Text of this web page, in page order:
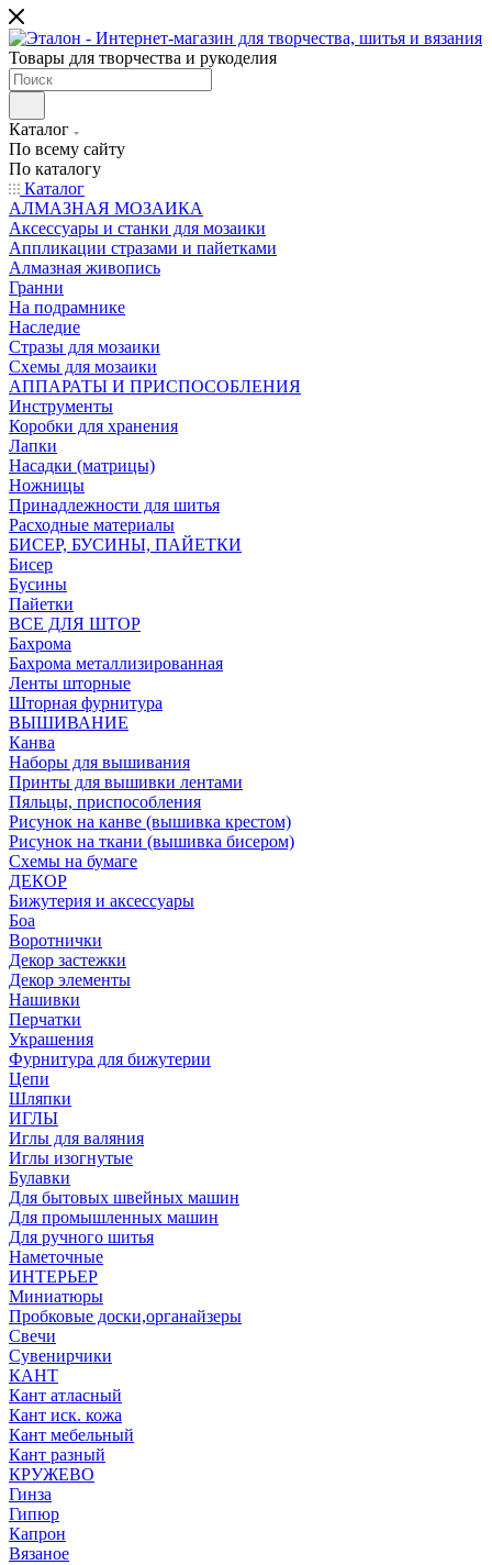
Товары для творчества и рукоделия
Каталог
По всему сайту
По каталогу
Каталог
АЛМАЗНАЯ МОЗАИКА
Аксессуары и станки для мозаики
Аппликации стразами и пайетками
Алмазная живопись
Гранни
На подрамнике
Наследие
Стразы для мозаики
Схемы для мозаики
АППАРАТЫ И ПРИСПОСОБЛЕНИЯ
Инструменты
Коробки для хранения
Лапки
Насадки (матрицы)
Ножницы
Принадлежности для шитья
Расходные материалы
БИСЕР, БУСИНЫ, ПАЙЕТКИ
Бисер
Бусины
Пайетки
ВСЕ ДЛЯ ШТОР
Бахрома
Бахрома металлизированная
Ленты шторные
Шторная фурнитура
ВЫШИВАНИЕ
Канва
Наборы для вышивания
Принты для вышивки лентами
Пяльцы, приспособления
Рисунок на канве (вышивка крестом)
Рисунок на ткани (вышивка бисером)
Схемы на бумаге
ДЕКОР
Бижутерия и аксессуары
Боа
Воротнички
Декор застежки
Декор элементы
Нашивки
Перчатки
Украшения
Фурнитура для бижутерии
Цепи
Шляпки
ИГЛЫ
Иглы для валяния
Иглы изогнутые
Булавки
Для бытовых швейных машин
Для промышленных машин
Для ручного шитья
Наметочные
ИНТЕРЬЕР
Миниатюры
Пробковые доски,органайзеры
Свечи
Сувенирчики
КАНТ
Кант атласный
Кант иск. кожа
Кант мебельный
Кант разный
КРУЖЕВО
Гинза
Гипюр
Капрон
Вязаное